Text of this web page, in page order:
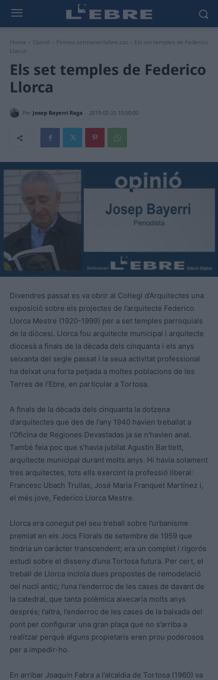
Home Opinió Firmes setmanarilebre.cat
Els set temples de Federico
Llorca
Els set temples de Federico
Llorca
Per Josep Bayerri Raga 2019-02-20 10:00:00
Divendres passat es va obrir al Col·legi d’Arquitectes una
exposició sobre els projectes de l’arquitecte Federico
Llorca Mestre (1920-1999) per a set temples parroquials
de la diòcesi. Llorca fou arquitecte municipal i arquitecte
diocesà a finals de la dècada dels cinquanta i els anys
seixanta del segle passat i la seua activitat professional
ha deixat una forta petjada a moltes poblacions de les
Terres de l’Ebre, en particular a Tortosa.
A finals de la dècada dels cinquanta la dotzena
d’arquitectes que des de l’any 1940 havien treballat a
l’Oficina de Regiones Devastadas ja se n’havien anat.
També feia poc que s’havia jubilat Agustin Bartlett,
arquitecte municipal durant molts anys. Hi havia solament
tres arquitectes, tots ells exercint la professió liberal:
Francesc Ubach Trullas, José Maria Franquet Martínez i,
el més jove, Federico Llorca Mestre.
Llorca era conegut pel seu treball sobre l’urbanisme
premiat en els Jocs Florals de setembre de 1959 que
tindria un caràcter transcendent; era un complet i rigorós
estudi sobre el disseny d’una Tortosa futura. Per cert, el
treball de Llorca incloïa dues propostes de remodelació
del nucli antic; l’una l’enderroc de les cases de davant de
la catedral, que tanta polèmica aixecaria molts anys
després; l’altra, l’enderroc de les cases de la baixada del
pont per configurar una gran plaça que no s’arriba a
realitzar perquè alguns propietaris eren prou poderosos
per a impedir-ho.
En arribar Joaquín Fabra a l’alcaldia de Tortosa (1960) va